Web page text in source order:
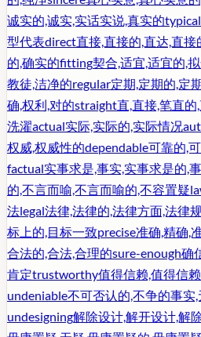
诚实的,诚实,实话实说,真实的typical
型代表direct直接,直接的,直达,直接
的,确实的fitting契合,适宜,适宜的,
教徒,洁净的regular定期,定期的,定
确,权利,对的straight直,直接,笔直的
洗濯actual实际,实际的,实际情况
权威,权威性的dependable可靠的,
factual实事求是,事实,实事求是的,
的,不言而喻,不言而喻的,不容置疑
法legal法律,法律的,法律方面,法律
标上的,目标一致precise准确,精确,
合法的,合法,合理的sure-enough确
肯定trustworthy值得信赖,值得信
undeniable不可否认的,不争的事实
undesigning解除设计,解开设计,解